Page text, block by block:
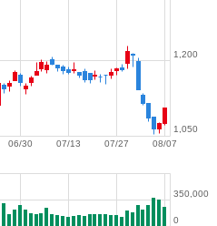
08/07
07/27
07/13
06/30
1,050
1,200
0
350,000